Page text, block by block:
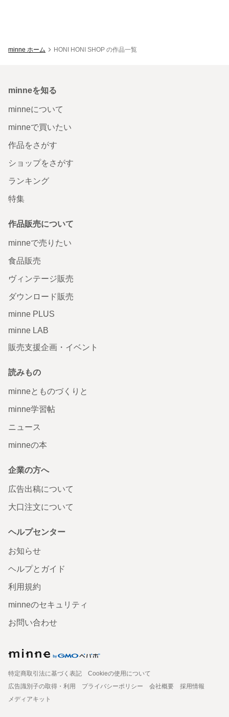
minne ホーム HONI HONI SHOP の作品一覧
minneを知る
minneについて
minneで買いたい
作品をさがす
ショップをさがす
ランキング
特集
作品販売について
minneで売りたい
食品販売
ヴィンテージ販売
ダウンロード販売
minne PLUS
minne LAB
販売支援企画・イベント
読みもの
minneとものづくりと
minne学習帖
ニュース
minneの本
企業の方へ
広告出稿について
大口注文について
ヘルプセンター
お知らせ
ヘルプとガイド
利用規約
minneのセキュリティ
お問い合わせ
特定商取引法に基づく表記
Cookieの使用について
広告識別子の取得・利用
プライバシーポリシー 会社概要
採用情報
メディアキット